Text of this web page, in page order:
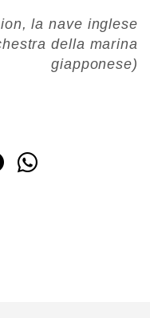
la nave inglese
della marina
giapponese)